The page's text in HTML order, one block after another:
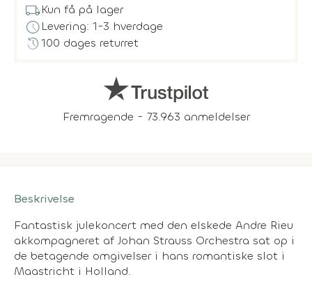
local_shippingKun få på lager
scheduleLevering: 1-3 hverdage
history100 dages returret
Fremragende - 73.963 anmeldelser
Beskrivelse
Fantastisk julekoncert med den elskede Andre Rieu
akkompagneret af Johan Strauss Orchestra sat op i
de betagende omgivelser i hans romantiske slot i
Maastricht i Holland.